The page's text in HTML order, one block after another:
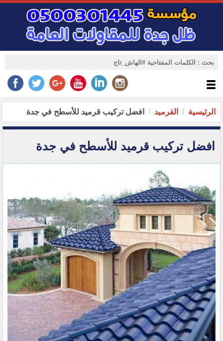
الرئيسية القرميد افضل تركيب قرميد للأسطح في جدة
افضل تركيب قرميد للأسطح في جدة